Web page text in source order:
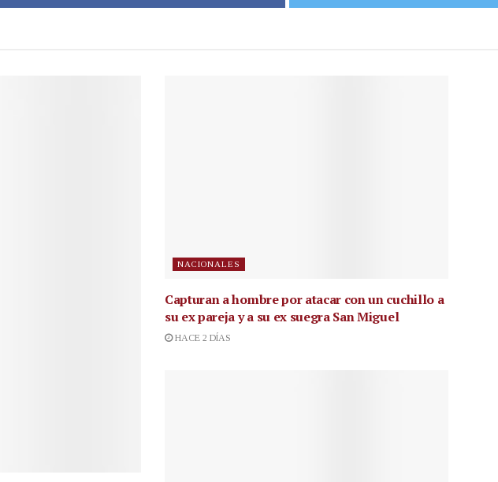
NACIONALES
Capturan a hombre por atacar con un cuchillo a
su ex pareja y a su ex suegra San Miguel
HACE 2 DÍAS